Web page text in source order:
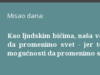
Misao dana:
Kao ljudskim bićima, naša
da promenimo svet - jer
mogućnosti da promenimo